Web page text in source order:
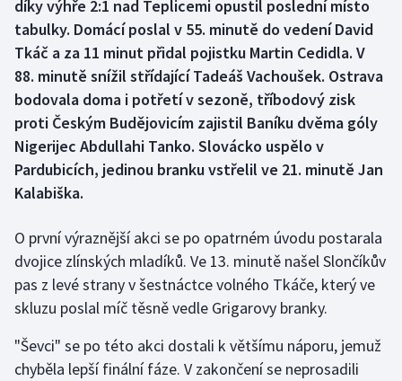
Curling
Florbal
Futsal
Golf
Gymnastika
Házená
Judo
díky výhře 2:1 nad Teplicemi opustil poslední místo
tabulky. Domácí poslal v 55. minutě do vedení David
Tkáč a za 11 minut přidal pojistku Martin Cedidla. V
88. minutě snížil střídající Tadeáš Vachoušek. Ostrava
bodovala doma i potřetí v sezoně, tříbodový zisk
proti Českým Budějovicím zajistil Baníku dvěma góly
Nigerijec Abdullahi Tanko. Slovácko uspělo v
Pardubicích, jedinou branku vstřelil ve 21. minutě Jan
Kalabiška.
O první výraznější akci se po opatrném úvodu postarala
dvojice zlínských mladíků. Ve 13. minutě našel Slončíkův
pas z levé strany v šestnáctce volného Tkáče, který ve
skluzu poslal míč těsně vedle Grigarovy branky.
"Ševci" se po této akci dostali k většímu náporu, jemuž
chyběla lepší finální fáze. V zakončení se neprosadili